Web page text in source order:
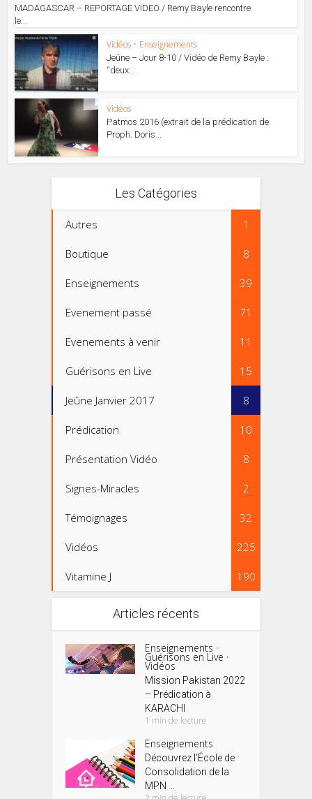
MADAGASCAR – REPORTAGE VIDEO / Remy Bayle rencontre
le...
Vidéos • Enseignements
Jeûne – Jour 8-10 / Vidéo de Remy Bayle :
“deux...
Vidéos
Patmos 2016 (extrait de la prédication de
Proph. Doris...
Les Catégories
Autres 1
Boutique 8
Enseignements 39
Evenement passé 71
Evenements à venir 11
Guérisons en Live 15
Jeûne Janvier 2017 8
Prédication 10
Présentation Vidéo 8
Signes-Miracles 2
Témoignages 32
Vidéos 225
Vitamine J 190
Articles récents
Enseignements •
Guérisons en Live •
Vidéos
Mission Pakistan 2022
– Prédication à
KARACHI
1 min de lecture
Enseignements
Découvrez l’École de
Consolidation de la
MPN ...